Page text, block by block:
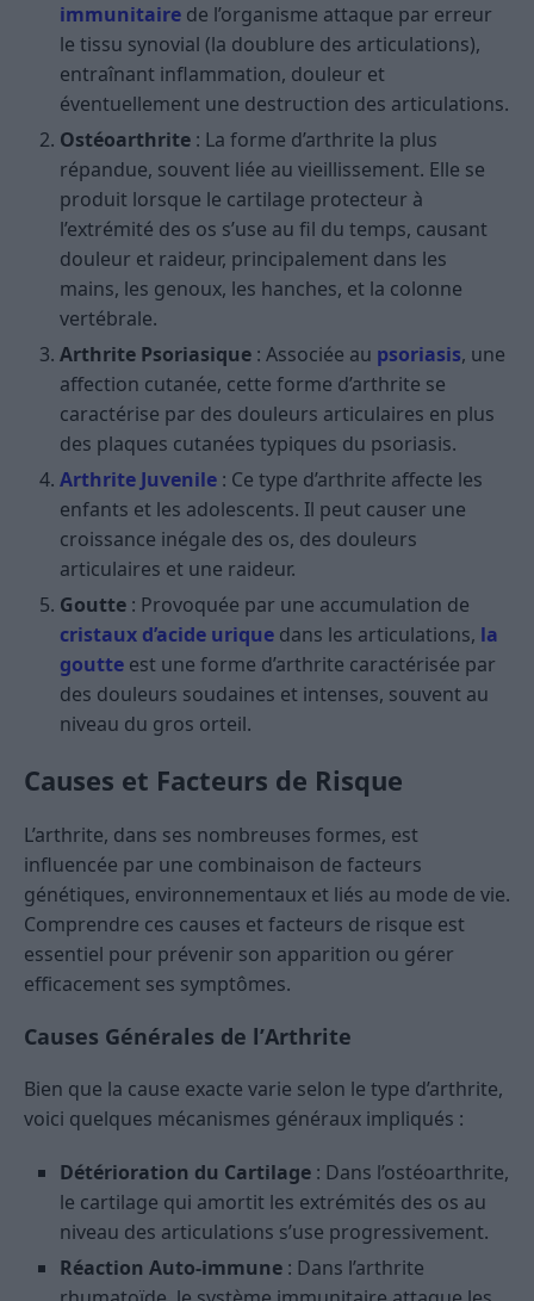
immunitaire de l’organisme attaque par erreur
le tissu synovial (la doublure des articulations),
entraînant inflammation, douleur et
éventuellement une destruction des articulations.
Ostéoarthrite : La forme d’arthrite la plus
répandue, souvent liée au vieillissement. Elle se
produit lorsque le cartilage protecteur à
l’extrémité des os s’use au fil du temps, causant
douleur et raideur, principalement dans les
mains, les genoux, les hanches, et la colonne
vertébrale.
Arthrite Psoriasique : Associée au psoriasis, une
affection cutanée, cette forme d’arthrite se
caractérise par des douleurs articulaires en plus
des plaques cutanées typiques du psoriasis.
Arthrite Juvenile : Ce type d’arthrite affecte les
enfants et les adolescents. Il peut causer une
croissance inégale des os, des douleurs
articulaires et une raideur.
Goutte : Provoquée par une accumulation de
cristaux d’acide urique dans les articulations, la
goutte est une forme d’arthrite caractérisée par
des douleurs soudaines et intenses, souvent au
niveau du gros orteil.
Causes et Facteurs de Risque
L’arthrite, dans ses nombreuses formes, est
influencée par une combinaison de facteurs
génétiques, environnementaux et liés au mode de vie.
Comprendre ces causes et facteurs de risque est
essentiel pour prévenir son apparition ou gérer
efficacement ses symptômes.
Causes Générales de l’Arthrite
Bien que la cause exacte varie selon le type d’arthrite,
voici quelques mécanismes généraux impliqués :
Détérioration du Cartilage : Dans l’ostéoarthrite,
le cartilage qui amortit les extrémités des os au
niveau des articulations s’use progressivement.
Réaction Auto-immune : Dans l’arthrite